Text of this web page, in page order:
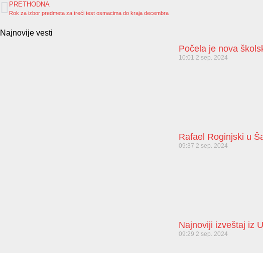
PRETHODNA
Rok za izbor predmeta za treći test osmacima do kraja decembra
Najnovije vesti
Počela je nova
10:01 2 sep. 2024
Rafael Roginjski u
09:37 2 sep. 2024
Najnoviji izveštaj iz
09:29 2 sep. 2024